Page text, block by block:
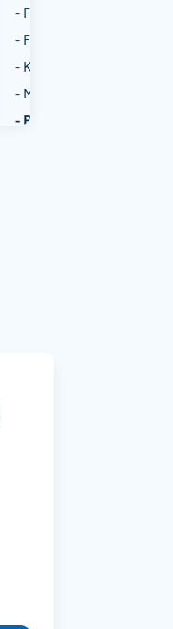
Fietsen
Film
Kunst & Cultuur
Muziek
Bekijk alle categorieën